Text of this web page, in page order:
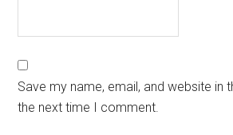
Save my name, email, and website in
the next time I comment.